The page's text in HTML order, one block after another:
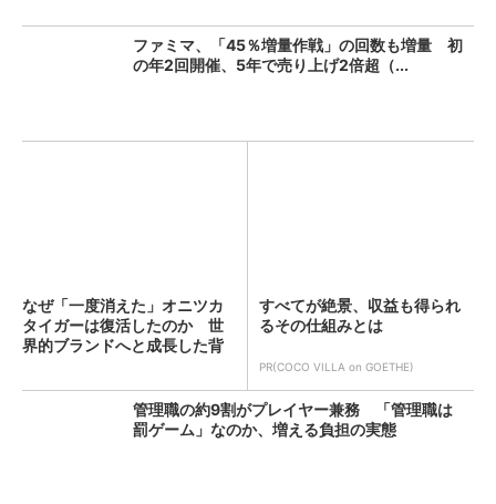
ファミマ、「45％増量作戦」の回数も増量 初
の年2回開催、5年で売り上げ2倍超（...
なぜ「一度消えた」オニツカ
タイガーは復活したのか 世
界的ブランドへと成長した背
すべてが絶景、収益も得られ
るその仕組みとは
PR(COCO VILLA on GOETHE)
管理職の約9割がプレイヤー兼務 「管理職は
罰ゲーム」なのか、増える負担の実態